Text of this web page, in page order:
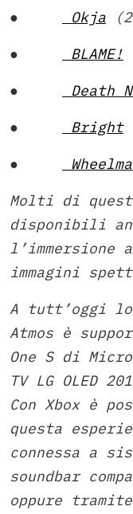
●
Okja (
●
BLAME!
●
Death
●
Bright
●
Molti di
disponibili
l’immersione
immagini
A tutt’oggi lo
Atmos è
One S di
TV LG OLED
Con Xbox è
questa
connessa a
soundbar
oppure